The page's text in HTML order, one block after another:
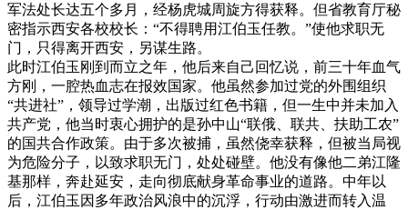
军法处长达五个多月，经杨虎城周旋方得获释。但省教育厅秘
密指示西安各校校长：“不得聘用江伯玉任教。”使他求职无
门，只得离开西安，另谋生路。
此时江伯玉刚到而立之年，他后来自己回忆说，前三十年血气
方刚，一腔热血志在报效国家。他虽然参加过党的外围组织
“共进社”，领导过学潮，出版过红色书籍，但一生中并未加入
共产党，他当时衷心拥护的是孙中山“联俄、联共、扶助工农”
的国共合作政策。由于多次被捕，虽然侥幸获释，但被当局视
为危险分子，以致求职无门，处处碰壁。他没有像他二弟江隆
基那样，奔赴延安，走向彻底献身革命事业的道路。中年以
后，江伯玉因多年政治风浪中的沉浮，行动由激进而转入温